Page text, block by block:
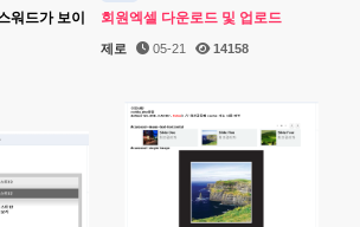
워드가 보이
회원엑셀 다운로드 및 업로드
제로 05-21 14158